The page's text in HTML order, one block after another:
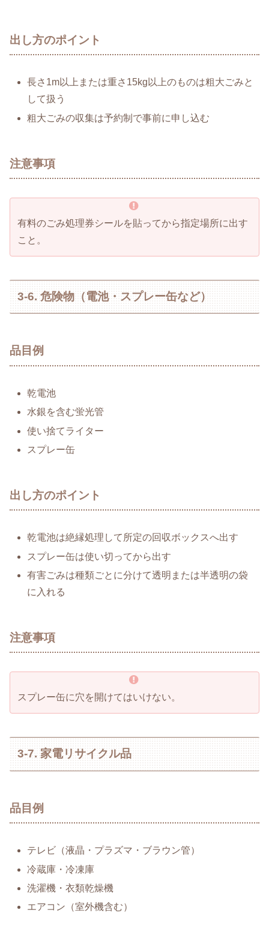
出し方のポイント
長さ1m以上または重さ15kg以上のものは粗大ごみと
して扱う
粗大ごみの収集は予約制で事前に申し込む
注意事項
有料のごみ処理券シールを貼ってから指定場所に出す
こと。
3-6. 危険物（電池・スプレー缶など）
品目例
乾電池
水銀を含む蛍光管
使い捨てライター
スプレー缶
出し方のポイント
乾電池は絶縁処理して所定の回収ボックスへ出す
スプレー缶は使い切ってから出す
有害ごみは種類ごとに分けて透明または半透明の袋
に入れる
注意事項
スプレー缶に穴を開けてはいけない。
3-7. 家電リサイクル品
品目例
テレビ（液晶・プラズマ・ブラウン管）
冷蔵庫・冷凍庫
洗濯機・衣類乾燥機
エアコン（室外機含む）